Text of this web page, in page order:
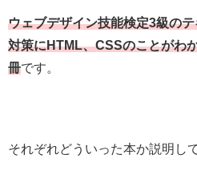
ウェブデザイン技能検定3級の
対策にHTML、CSSのことがわ
冊です。
それぞれどういった本か説明し